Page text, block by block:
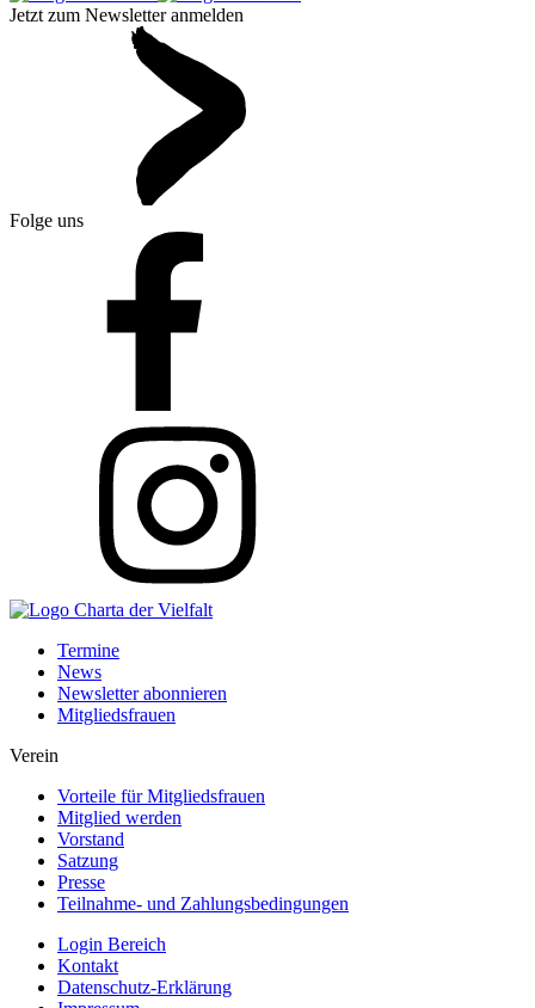
Jetzt zum Newsletter anmelden
Folge uns
Termine
News
Newsletter abonnieren
Mitgliedsfrauen
Verein
Vorteile für Mitgliedsfrauen
Mitglied werden
Vorstand
Satzung
Presse
Teilnahme- und Zahlungsbedingungen
Login Bereich
Kontakt
Datenschutz-Erklärung